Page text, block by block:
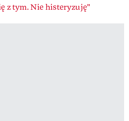
z tym. Nie histeryzuję"